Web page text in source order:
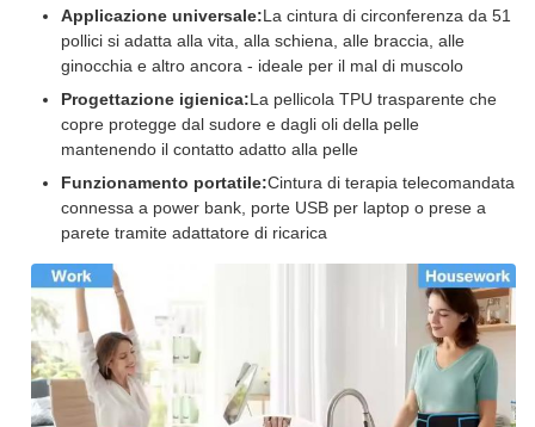
Applicazione universale:La cintura di circonferenza da 51
pollici si adatta alla vita, alla schiena, alle braccia, alle
ginocchia e altro ancora - ideale per il mal di muscolo
Progettazione igienica:La pellicola TPU trasparente che
copre protegge dal sudore e dagli oli della pelle
mantenendo il contatto adatto alla pelle
Funzionamento portatile:Cintura di terapia telecomandata
connessa a power bank, porte USB per laptop o prese a
parete tramite adattatore di ricarica